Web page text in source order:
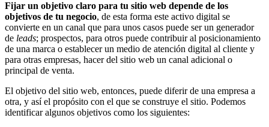
Fijar un objetivo claro para tu sitio web depende de los
objetivos de tu negocio, de esta forma este activo digital se
convierte en un canal que para unos casos puede ser un generador
de leads; prospectos, para otros puede contribuir al posicionamiento
de una marca o establecer un medio de atención digital al cliente y
para otras empresas, hacer del sitio web un canal adicional o
principal de venta.
El objetivo del sitio web, entonces, puede diferir de una empresa a
otra, y así el propósito con el que se construye el sitio. Podemos
identificar algunos objetivos como los siguientes: